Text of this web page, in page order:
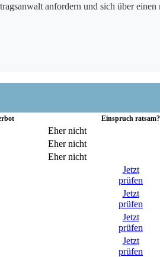
anfordern und sich über
Einspruch ratsam?
Eher nicht
Eher nicht
Eher nicht
Jetzt
prüfen
Jetzt
prüfen
Jetzt
prüfen
Jetzt
prüfen